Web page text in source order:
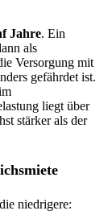
Jahre. Ein
als
Versorgung mit
gefährdet ist.
liegt über
stärker als der
niedrigere: